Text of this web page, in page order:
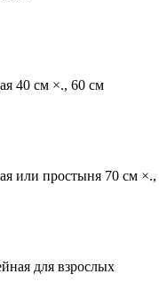
40 см ×., 60 см
или простыня 70 см
для взрослых